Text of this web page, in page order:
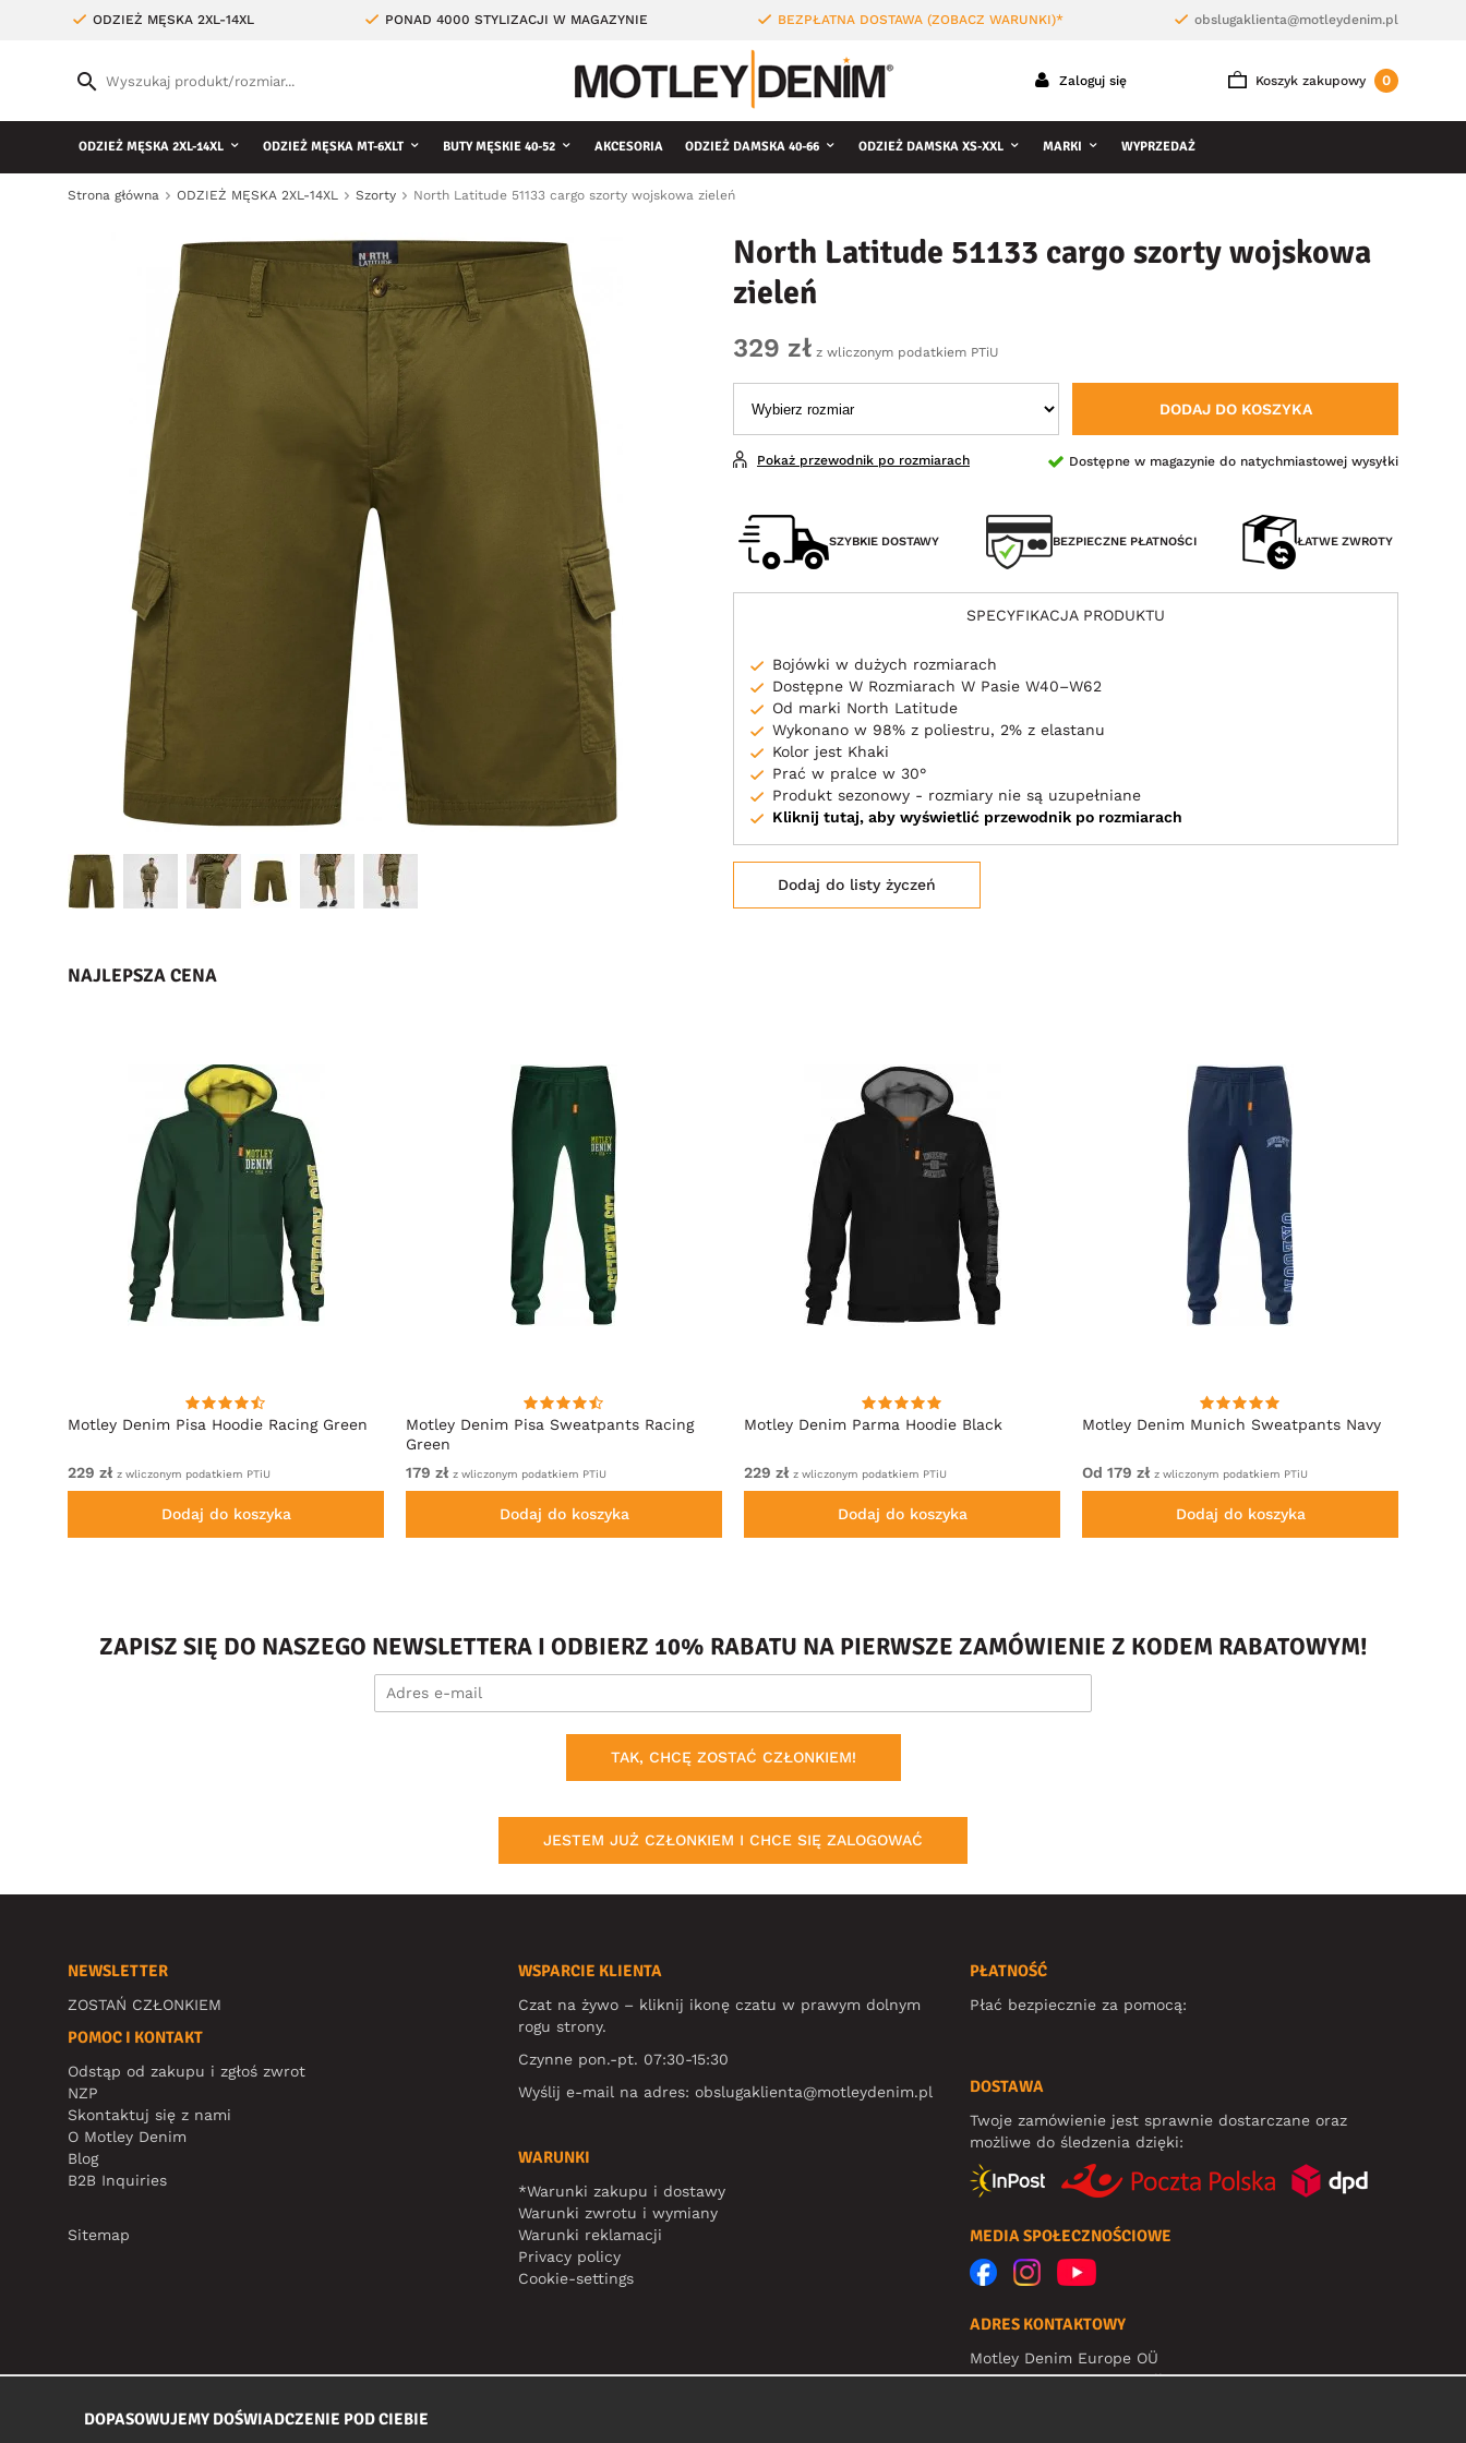
ODZIEŻ MĘSKA 2XL-14XL PONAD 4000 STYLIZACJI W MAGAZYNIE BEZPŁATNA DOSTAWA (ZOBACZ WARUNKI)* obslugaklienta@motleydenim.pl
Koszyk zakupowy 0
Zaloguj się
ODZIEŻ MĘSKA 2XL-14XL ODZIEŻ MĘSKA MT-6XLT BUTY MĘSKIE 40-52 AKCESORIA ODZIEŻ DAMSKA 40-66 ODZIEŻ DAMSKA XS-XXL MARKI WYPRZEDAŻ
Strona główna ODZIEŻ MĘSKA 2XL-14XL Szorty North Latitude 51133 cargo szorty wojskowa zieleń
North Latitude 51133 cargo szorty wojskowa
zieleń
329 zł z wliczonym podatkiem PTiU
DODAJ DO KOSZYKA
Dostępne w magazynie do natychmiastowej wysyłki
Pokaż przewodnik po rozmiarach
SZYBKIE DOSTAWY BEZPIECZNE PŁATNOŚCI ŁATWE ZWROTY
SPECYFIKACJA PRODUKTU
Bojówki w dużych rozmiarach
Dostępne W Rozmiarach W Pasie W40–W62
Od marki North Latitude
Wykonano w 98% z poliestru, 2% z elastanu
Kolor jest Khaki
Prać w pralce w 30°
Produkt sezonowy - rozmiary nie są uzupełniane
Kliknij tutaj, aby wyświetlić przewodnik po rozmiarach
Dodaj do listy życzeń
NAJLEPSZA CENA
Motley Denim Pisa Hoodie Racing Green
229 zł z wliczonym podatkiem PTiU
Dodaj do koszyka
Motley Denim Pisa Sweatpants Racing
Green
179 zł z wliczonym podatkiem PTiU
Dodaj do koszyka
Motley Denim Parma Hoodie Black
229 zł z wliczonym podatkiem PTiU
Dodaj do koszyka
Motley Denim Munich Sweatpants Navy
Od 179 zł z wliczonym podatkiem PTiU
Dodaj do koszyka
ZAPISZ SIĘ DO NASZEGO NEWSLETTERA I ODBIERZ 10% RABATU NA PIERWSZE ZAMÓWIENIE Z KODEM RABATOWYM!
TAK, CHCĘ ZOSTAĆ CZŁONKIEM!
JESTEM JUŻ CZŁONKIEM I CHCE SIĘ ZALOGOWAĆ
NEWSLETTER
ZOSTAŃ CZŁONKIEM
POMOC I KONTAKT
Odstąp od zakupu i zgłoś zwrot
NZP
Skontaktuj się z nami
O Motley Denim
Blog
B2B Inquiries
Sitemap
WSPARCIE KLIENTA
Czat na żywo – kliknij ikonę czatu w prawym dolnym
rogu strony.
Czynne pon.-pt. 07:30-15:30
Wyślij e-mail na adres:obslugaklienta@motleydenim.pl
WARUNKI
*Warunki zakupu i dostawy
Warunki zwrotu i wymiany
Warunki reklamacji
Privacy policy
Cookie-settings
PŁATNOŚĆ
Płać bezpiecznie za pomocą:
DOSTAWA
Twoje zamówienie jest sprawnie dostarczane oraz
możliwe do śledzenia dzięki:
MEDIA SPOŁECZNOŚCIOWE
ADRES KONTAKTOWY
Motley Denim Europe OÜ
Narva mnt 5, EE-10117 Tallinn
DOPASOWUJEMY DOŚWIADCZENIE POD CIEBIE